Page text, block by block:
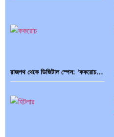
রাজপথ থেকে ডিজিটাল স্পেস: ‘ককরোচ…